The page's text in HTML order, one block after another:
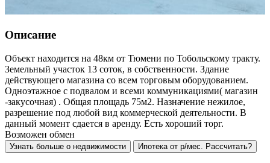
Описание
Объект находится на 48км от Тюмени по Тобольскому тракту.
Земельный участок 13 соток, в собственности. Здание
действующего магазина со всем торговым оборудованием.
Одноэтажное с подвалом и всеми коммуникациями( магазин
-закусочная) . Общая площадь 75м2. Назначение нежилое,
разрешение под любой вид коммерческой деятельности. В
данный момент сдается в аренду. Есть хороший торг.
Возможен обмен
Узнать больше о недвижимости Ипотека от р/мес. Рассчитать?